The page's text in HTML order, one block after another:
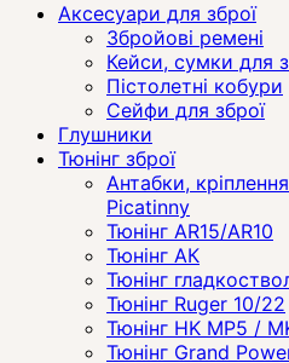
Аксесуари для зброї
Збройові ремені
Кейси, сумки для
Пістолетні кобури
Сейфи для зброї
Глушники
Тюнінг зброї
Антабки,
Picatinny
Тюнінг AR15/AR10
Тюнінг АК
Тюнінг
Тюнінг Ruger 10/22
Тюнінг HK MP5 /
Тюнінг Grand